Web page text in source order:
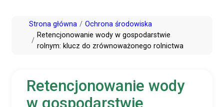
PrzejdźStrona główna
Ochrona środowiska
Retencjonowanie wody w gospodarstwie
rolnym: klucz do zrównoważonego rolnictwa
Retencjonowanie wody
w gospodarstwie